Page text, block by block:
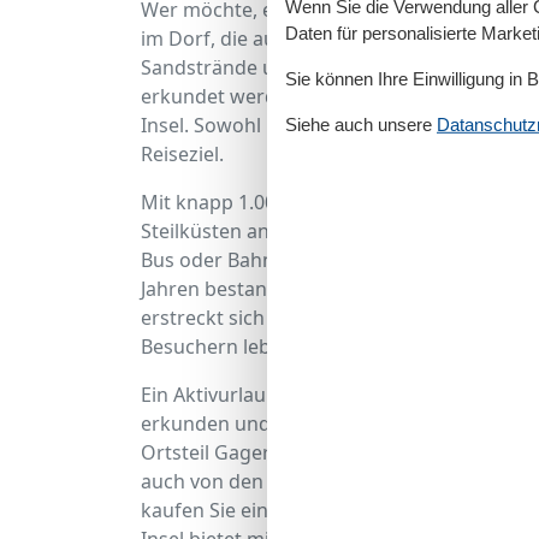
Wer möchte, erkundet den alten
im Dorf, die auf die damalige Zeit
Sandstrände und ist nicht weit weg vom
erkundet werden kann. Fisch schmeckt in
Insel. Sowohl kulinarisch als auch für alle
Reiseziel.
Mit knapp 1.000 Quadratkilometern ist
Steilküsten an der Ostsee bekannt. Das
Bus oder Bahn und können nach Belieben
Jahren bestand Rügen noch aus vielen
erstreckt sich das Gebiet auf einer riesigen
Besuchern lebt.
Ein Aktivurlaub ist sowohl für Paare als
erkunden und die Einzigartigkeiten der
Ortsteil Gager gelangen Sie nicht nur
auch von den kulinarischen Highlights im
kaufen Sie einen der besonderen Fische
Wenn Sie die Verwendung
Daten für personalisierte
Sie können Ihre Einwilligung in
Siehe auch unsere